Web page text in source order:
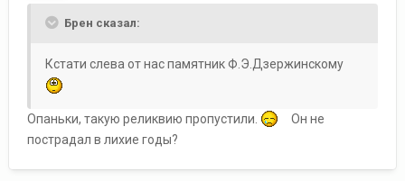
Брен сказал:
Кстати слева от нас памятник Ф.Э.Дзержинскому
Опаньки, такую реликвию пропустили.
Он не
пострадал в лихие годы?